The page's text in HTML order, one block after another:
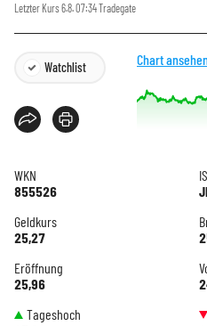
Letzter Kurs6.8. 07:34Tradegate
Watchlist Chart
WKN
855526
Geldkurs
25,27
Eröffnung
25,96
Tageshoch